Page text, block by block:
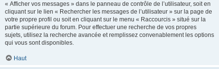
« Afficher vos messages » dans le panneau de contrôle de l’utilisateur, soit en
cliquant sur le lien « Rechercher les messages de l’utilisateur » sur la page de
votre propre profil ou soit en cliquant sur le menu « Raccourcis » situé sur la
partie supérieure du forum. Pour effectuer une recherche de vos propres
sujets, utilisez la recherche avancée et remplissez convenablement les options
qui vous sont disponibles.
Haut